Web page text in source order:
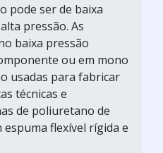
pode ser de baixa
pressão. As
baixa pressão
ou em mono
usadas para fabricar
técnicas e
de poliuretano de
flexível rígida e